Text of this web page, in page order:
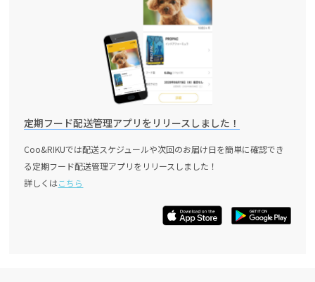
定期フード配送管理アプリをリリースしました！
Coo&RIKUでは配送スケジュールや次回のお届け日を簡単に確認でき
る定期フード配送管理アプリをリリースしました！
詳しくはこちら